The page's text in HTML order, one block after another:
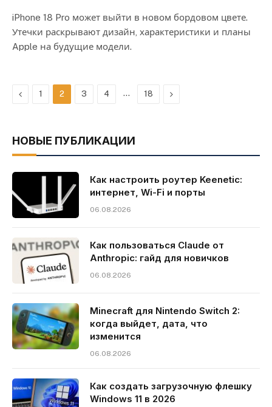
iPhone 18 Pro может выйти в новом бордовом цвете.
Утечки раскрывают дизайн, характеристики и планы
Apple на будущие модели.
Previous
1 2 3 4 … 18 Next
НОВЫЕ ПУБЛИКАЦИИ
Как настроить роутер Keenetic:
интернет, Wi-Fi и порты
06.08.2026
Как пользоваться Claude от
Anthropic: гайд для новичков
06.08.2026
Minecraft для Nintendo Switch 2:
когда выйдет, дата, что
изменится
06.08.2026
Как создать загрузочную флешку
Windows 11 в 2026